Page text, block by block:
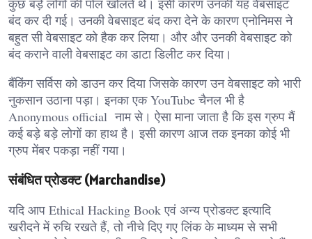
कुछ बड़े लोगों की पोल खोलते थे। इसी कारण उनकी यह वेबसाइट
बंद कर दी गई। उनकी वेबसाइट बंद करा देने के कारण एनोनिमस ने
बहुत सी वेबसाइट को हैक कर लिया। और और उनकी वेबसाइट को
बंद कराने वाली वेबसाइट का डाटा डिलीट कर दिया।
बैंकिंग सर्विस को डाउन कर दिया जिसके कारण उन वेबसाइट को भारी
नुकसान उठाना पड़ा। इनका एक YouTube चैनल भी है
Anonymous official नाम से। ऐसा माना जाता है कि इस ग्रुप मैं
कई बड़े बड़े लोगों का हाथ है। इसी कारण आज तक इनका कोई भी
ग्रुप मेंबर पकड़ा नहीं गया।
संबंधित प्रोडक्ट (Marchandise)
यदि आप Ethical Hacking Book एवं अन्य प्रोडक्ट इत्यादि
खरीदने में रुचि रखते हैं, तो नीचे दिए गए लिंक के माध्यम से सभी